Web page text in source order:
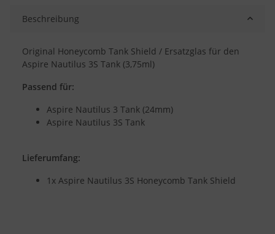
Beschreibung
Original Honeycomb Tank Shield / Ersatzglas für den
Aspire Nautilus 3S Tank (3,75ml)
Passend für:
Aspire Nautilus 3 Tank (24mm)
Aspire Nautilus 3S Tank
Lieferumfang:
1x Aspire Nautilus 3S Honeycomb Tank Shield